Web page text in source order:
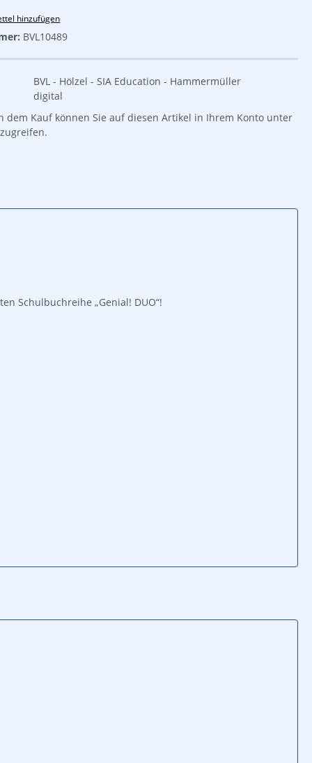
hinzufügen
BVL10489
BVL - Hölzel - SIA Education - Hammermüller
digital
dem Kauf können Sie auf diesen Artikel in Ihrem Konto unter
Schulbuch­reihe „Genial! DUO“!